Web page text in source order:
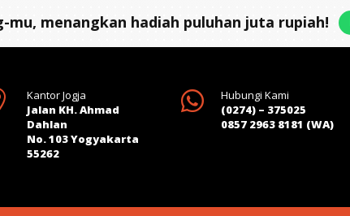
mu, menangkan hadiah puluhan juta rupiah!
Kantor Jogja
Jalan KH. Ahmad
Dahlan
No. 103 Yogyakarta
55262

Hubungi Kami
(0274) – 375025
0857 2963 8181 (WA)